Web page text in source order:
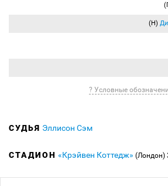
(Н)
? Условные
СУДЬЯ Эллисон Сэм
СТАДИОН «Крэйвен Коттедж» (Лондон)